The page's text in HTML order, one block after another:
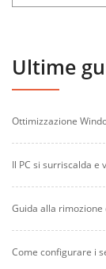
Ultime
Ottimizzazione
Il PC si surriscalda e
Guida alla
Come configurare i